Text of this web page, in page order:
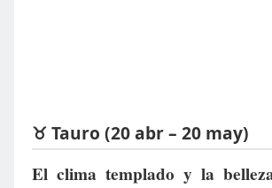
♉ Tauro (20 abr – 20 may)
El clima templado y la